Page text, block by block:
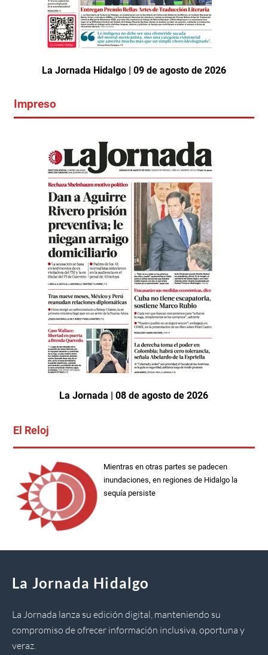
La Jornada Hidalgo | 09 de agosto de 2026
Impreso
La Jornada | 08 de agosto de 2026
El Reloj
Mientras en otras partes se padecen
inundaciones, en regiones de Hidalgo la
sequía persiste
La Jornada Hidalgo
La Jornada lanza su edición digital, manteniendo su
compromiso de ofrecer información inclusiva, oportuna y
veraz.